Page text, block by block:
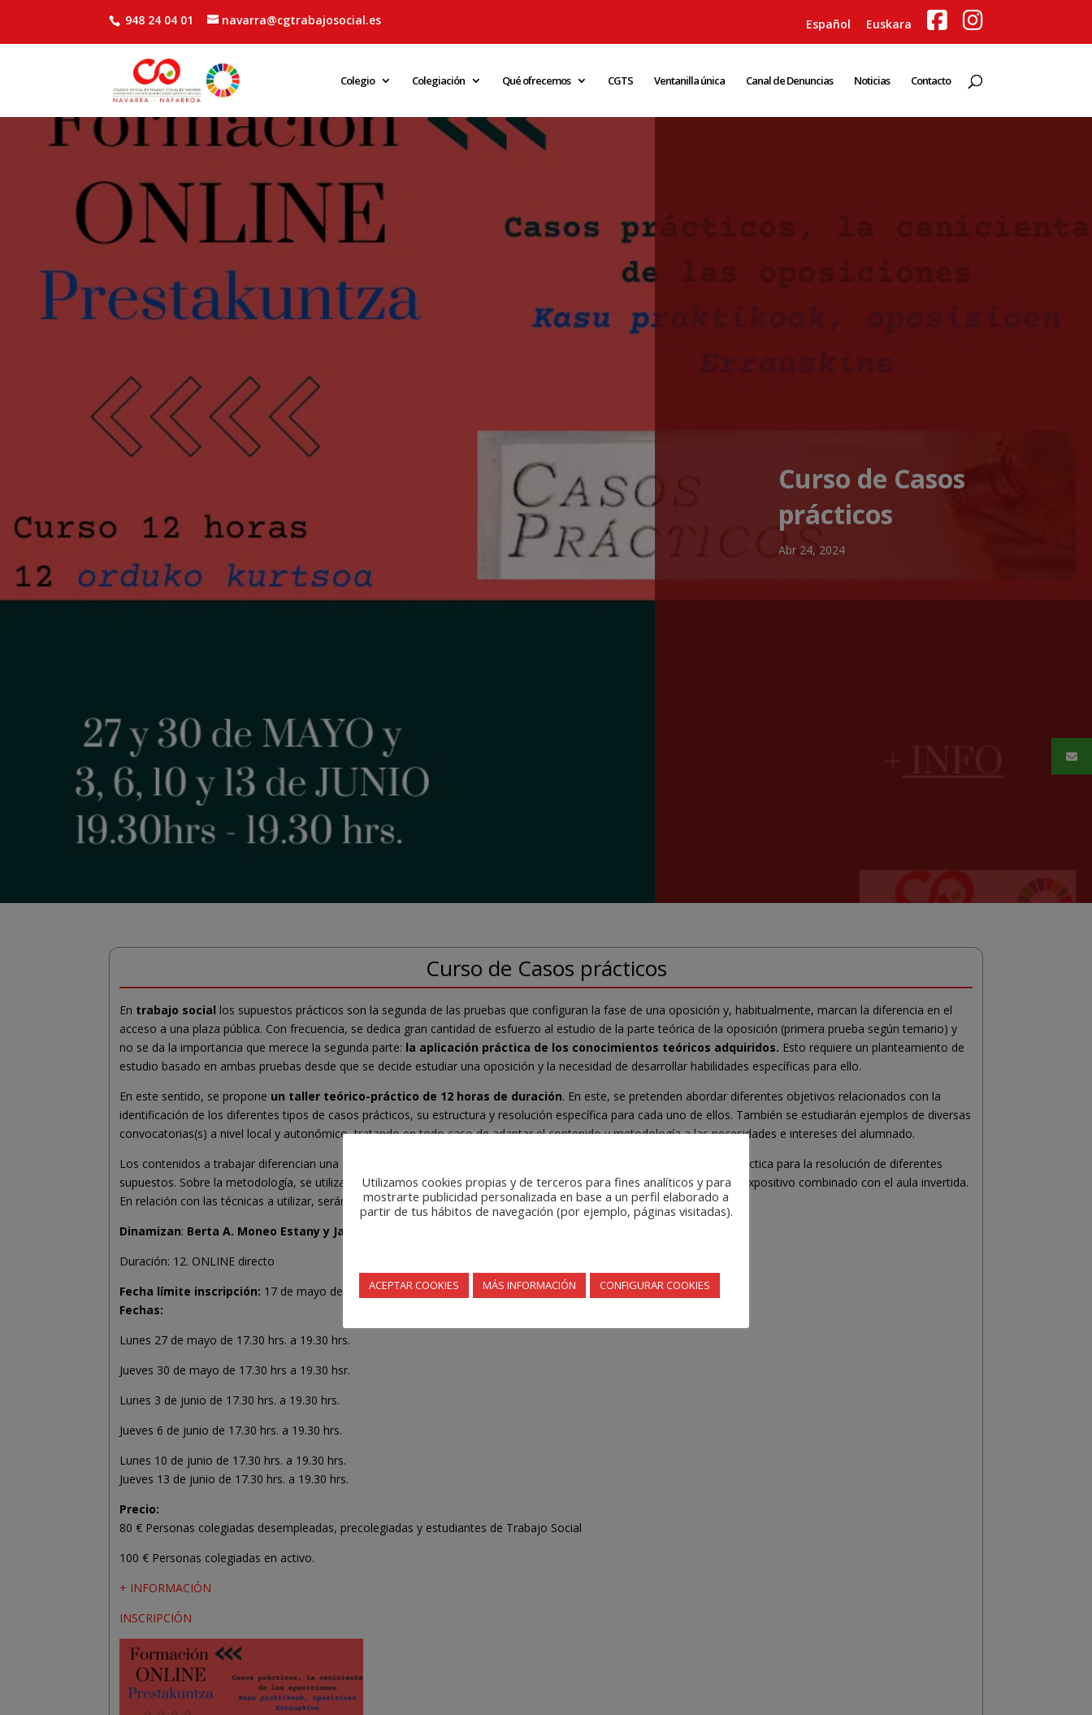
948 24 04 01 navarra@cgtrabajosocial.es Español Euskara
Colegio Colegiación Qué ofrecemos CGTS Ventanilla única Canal de Denuncias Noticias Contacto
Curso de Casos
prácticos
Abr 24, 2024
Curso de Casos prácticos
En trabajo social los supuestos prácticos son la segunda de las pruebas que configuran la fase de una oposición y, habitualmente, marcan la diferencia en el
acceso a una plaza pública. Con frecuencia, se dedica gran cantidad de esfuerzo al estudio de la parte teórica de la oposición (primera prueba según temario) y
no se da la importancia que merece la segunda parte: la aplicación práctica de los conocimientos teóricos adquiridos. Esto requiere un planteamiento de
estudio basado en ambas pruebas desde que se decide estudiar una oposición y la necesidad de desarrollar habilidades específicas para ello.
En este sentido, se propone un taller teórico-práctico de 12 horas de duración. En este, se pretenden abordar diferentes objetivos relacionados con la
identificación de los diferentes tipos de casos prácticos, su estructura y resolución específica para cada uno de ellos. También se estudiarán ejemplos de diversas
convocatorias(s) a nivel local y autonómico, tratando en todo caso de adaptar el contenido y metodología a las necesidades e intereses del alumnado.
Los contenidos a trabajar diferencian una parte teórica breve sobre los casos prácticos y una parte eminentemente práctica para la resolución de diferentes
supuestos. Sobre la metodología, se utilizarán fundamentalmente el método de caso, el aprendizaje colaborativo y el expositivo combinado con el aula invertida.
En relación con las técnicas a utilizar, serán fundamentalmente lluvia de ideas y discusión guiada.
Dinamizan: Berta A. Moneo Estany y Javier de Miguel Marqués.
Duración: 12. ONLINE directo
Fecha límite inscripción: 17 de mayo de 2024.
Fechas:
Lunes 27 de mayo de 17.30 hrs. a 19.30 hrs.
Jueves 30 de mayo de 17.30 hrs a 19.30 hsr.
Lunes 3 de junio de 17.30 hrs. a 19.30 hrs.
Jueves 6 de junio de 17.30 hrs. a 19.30 hrs.
Lunes 10 de junio de 17.30 hrs. a 19.30 hrs.
Jueves 13 de junio de 17.30 hrs. a 19.30 hrs.
Precio:
80 € Personas colegiadas desempleadas, precolegiadas y estudiantes de Trabajo Social
100 € Personas colegiadas en activo.
+ INFORMACIÓN
INSCRIPCIÓN
Utilizamos cookies propias y de terceros para fines analíticos y para
mostrarte publicidad personalizada en base a un perfil elaborado a
partir de tus hábitos de navegación (por ejemplo, páginas visitadas).
ACEPTAR COOKIES MÁS INFORMACIÓN CONFIGURAR COOKIES